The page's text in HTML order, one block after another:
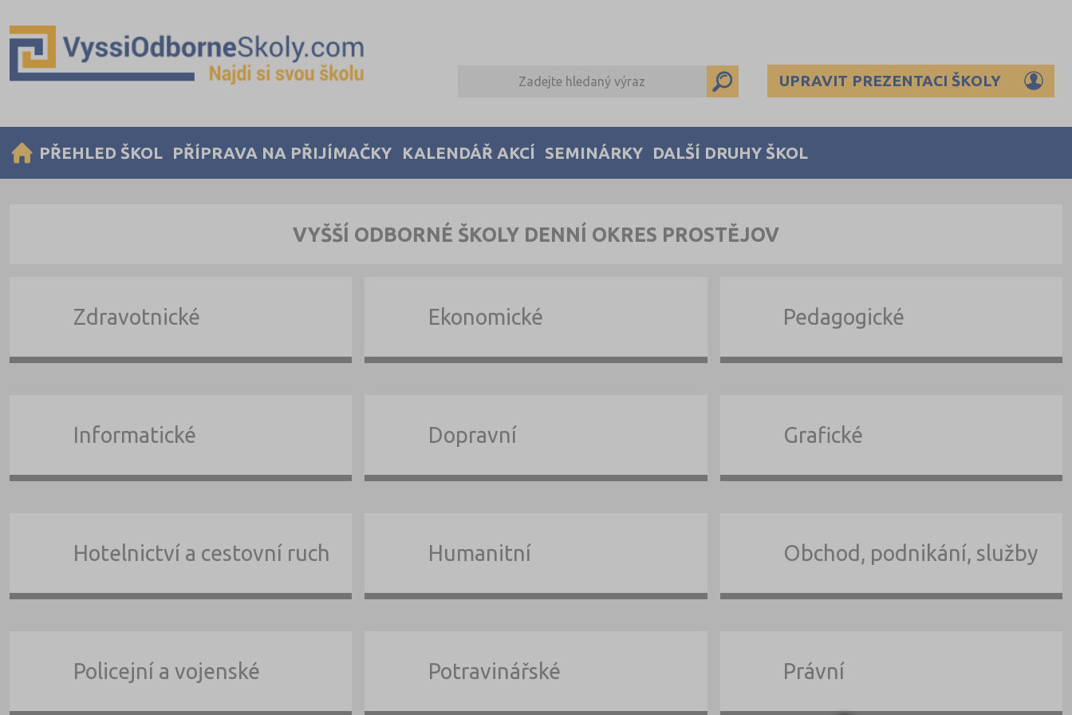
UPRAVIT PREZENTACI ŠKOLY
PŘEHLED ŠKOL PŘÍPRAVA NA PŘIJÍMAČKY KALENDÁŘ AKCÍ SEMINÁRKY DALŠÍ DRUHY ŠKOL
VYŠŠÍ ODBORNÉ ŠKOLY DENNÍ OKRES PROSTĚJOV
Zdravotnické Ekonomické Pedagogické
Informatické Dopravní Grafické
Hotelnictví a cestovní ruch Humanitní Obchod, podnikání, služby
Policejní a vojenské Potravinářské Právní